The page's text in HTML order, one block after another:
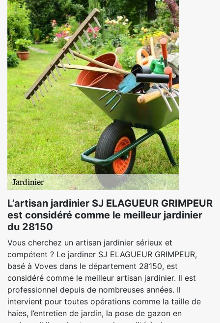
L’artisan jardinier SJ ELAGUEUR GRIMPEUR
est considéré comme le meilleur jardinier
du 28150
Vous cherchez un artisan jardinier sérieux et
compétent ? Le jardiner SJ ELAGUEUR GRIMPEUR,
basé à Voves dans le département 28150, est
considéré comme le meilleur artisan jardinier. Il est
professionnel depuis de nombreuses années. Il
intervient pour toutes opérations comme la taille de
haies, l’entretien de jardin, la pose de gazon en